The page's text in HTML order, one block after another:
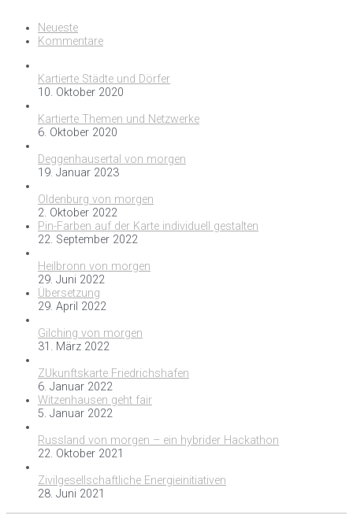
Neueste
Kommentare
Kartierte Städte und Dörfer
10. Oktober 2020
Kartierte Themen und Netzwerke
6. Oktober 2020
Deggenhausertal von morgen
19. Januar 2023
Oldenburg von morgen
2. Oktober 2022
Pin-Farben auf der Karte individuell gestalten
22. September 2022
Heilbronn von morgen
29. Juni 2022
Übersetzung
29. April 2022
Gilching von morgen
31. März 2022
ZUkunftskarte Friedrichshafen
6. Januar 2022
Witzenhausen geht fair
5. Januar 2022
Russland von morgen – ein hybrider Hackathon
22. Oktober 2021
Zivilgesellschaftliche Energieinitiativen
28. Juni 2021